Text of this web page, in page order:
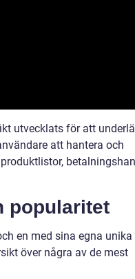
utvecklats för att
att hantera och
popularitet
en med sina egna unika
över några av de mest